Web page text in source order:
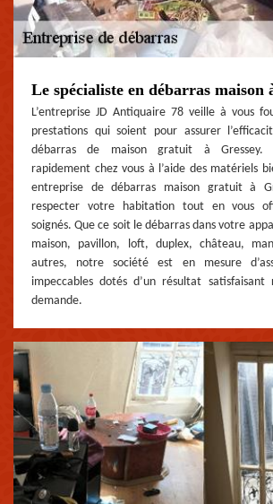
Le spécialiste en débarras maison
L’entreprise JD Antiquaire 78 veille à vous
prestations qui soient pour assurer
débarras de maison gratuit à Gressey.
rapidement chez vous à l’aide des matériels
entreprise de débarras maison gratuit à
respecter votre habitation tout en vous
soignés. Que ce soit le débarras dans votre
maison, pavillon, loft, duplex, château,
autres, notre société est en mesure
impeccables dotés d’un résultat
demande.